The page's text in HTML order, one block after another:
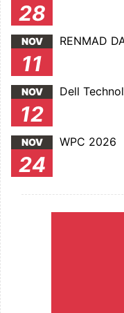
28
NOV
11
RENMAD
NOV
12
Dell
NOV
24
WPC 2026